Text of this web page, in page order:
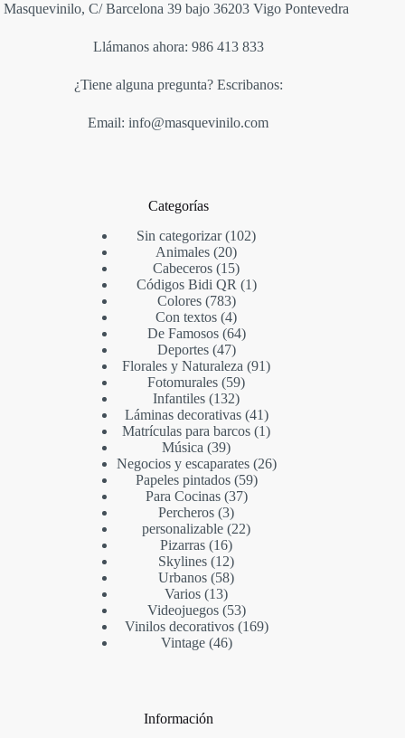
Masquevinilo, C/ Barcelona 39 bajo 36203 Vigo Pontevedra
Llámanos ahora: 986 413 833
¿Tiene alguna pregunta? Escribanos:
Email: info@masquevinilo.com
Categorías
Sin categorizar 102
Animales 20
Cabeceros 15
Códigos Bidi QR
1
Colores 783
Con textos 4
De Famosos 64
Deportes 47
Florales y Naturaleza 91
Fotomurales 59
Infantiles 132
Láminas decorativas 41
Matrículas para barcos 1
Música 39
Negocios y escaparates 26
Papeles pintados 59
Para Cocinas 37
Percheros 3
personalizable 22
Pizarras 16
Skylines 12
Urbanos 58
Varios 13
Videojuegos 53
Vinilos decorativos 169
Vintage 46
Información